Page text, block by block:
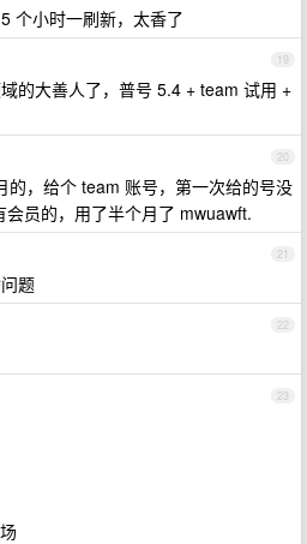
个小时一刷新，太香了
19
的大善人了，普号 5.4 + team 试用 +
20
的，给个 team 账号，第一次给的号没
员的，用了半个月了 mwuawft.
21
题
22
23